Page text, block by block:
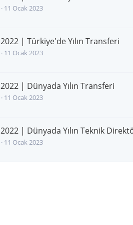
11 Ocak 2023
2022 | Türkiye'de Yılın Transferi
11 Ocak 2023
2022 | Dünyada Yılın Transferi
11 Ocak 2023
2022 | Dünyada Yılın Teknik
11 Ocak 2023